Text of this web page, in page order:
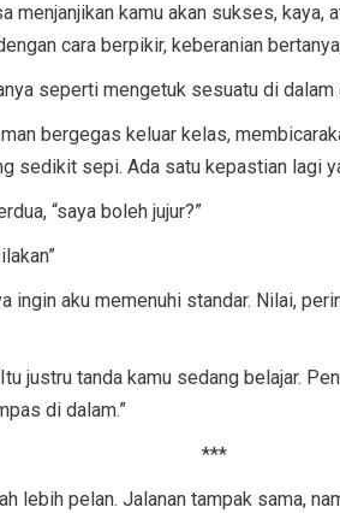
menjanjikan kamu akan sukses,
cara berpikir, keberanian
seperti mengetuk sesuatu di dalam
bergegas keluar kelas,
sedikit sepi. Ada satu kepastian lagi
“saya boleh jujur?”
ingin aku memenuhi standar. Nilai,
justru tanda kamu sedang belajar.
di dalam.”
***
lebih pelan. Jalanan tampak sama,